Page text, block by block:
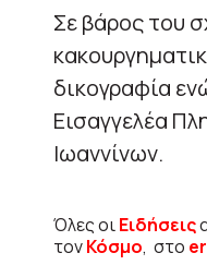
Σε βάρος του
δικογραφία
Εισαγγελέα
Ιωαννίνων.
Όλες οιΕιδήσεις
τονΚόσμο, στο